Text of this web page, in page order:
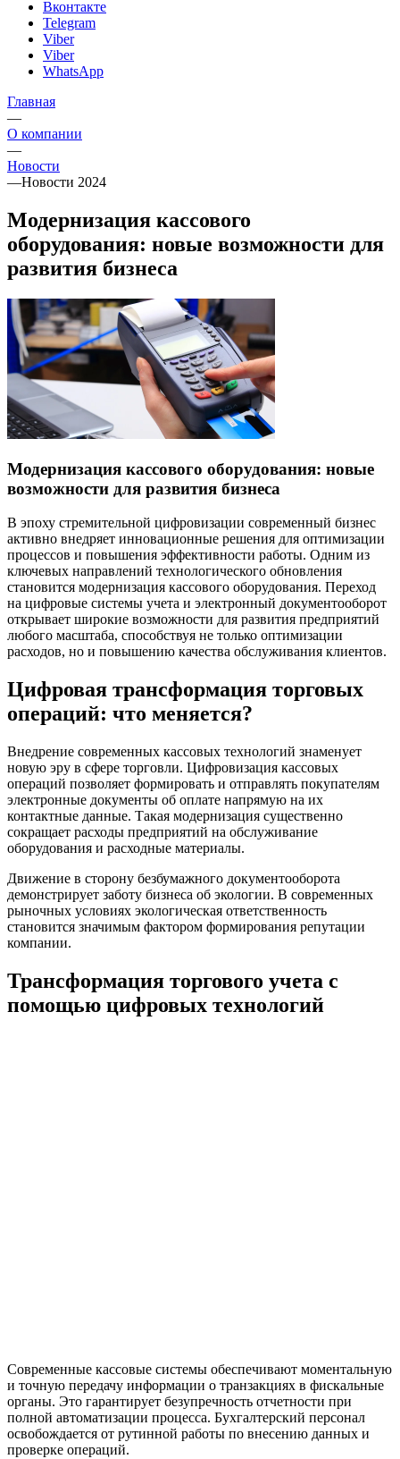
Вконтакте
Telegram
Viber
Viber
WhatsApp
Главная
—
О компании
—
Новости
—Новости 2024
Модернизация кассового
оборудования: новые возможности для
развития бизнеса
Модернизация кассового оборудования: новые
возможности для развития бизнеса
В эпоху стремительной цифровизации современный бизнес
активно внедряет инновационные решения для оптимизации
процессов и повышения эффективности работы. Одним из
ключевых направлений технологического обновления
становится модернизация кассового оборудования. Переход
на цифровые системы учета и электронный документооборот
открывает широкие возможности для развития предприятий
любого масштаба, способствуя не только оптимизации
расходов, но и повышению качества обслуживания клиентов.
Цифровая трансформация торговых
операций: что меняется?
Внедрение современных кассовых технологий знаменует
новую эру в сфере торговли. Цифровизация кассовых
операций позволяет формировать и отправлять покупателям
электронные документы об оплате напрямую на их
контактные данные. Такая модернизация существенно
сокращает расходы предприятий на обслуживание
оборудования и расходные материалы.
Движение в сторону безбумажного документооборота
демонстрирует заботу бизнеса об экологии. В современных
рыночных условиях экологическая ответственность
становится значимым фактором формирования репутации
компании.
Трансформация торгового учета с
помощью цифровых технологий
Современные кассовые системы обеспечивают моментальную
и точную передачу информации о транзакциях в фискальные
органы. Это гарантирует безупречность отчетности при
полной автоматизации процесса. Бухгалтерский персонал
освобождается от рутинной работы по внесению данных и
проверке операций.